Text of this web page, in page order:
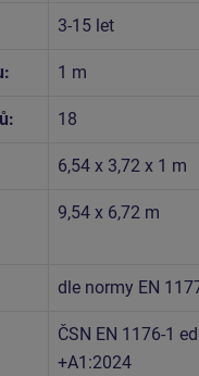
3-15 let
1 m
18
6,54 x 3,72 x 1 m
9,54 x 6,72 m
dle normy EN
ČSN EN 1176-1
+A1:2024